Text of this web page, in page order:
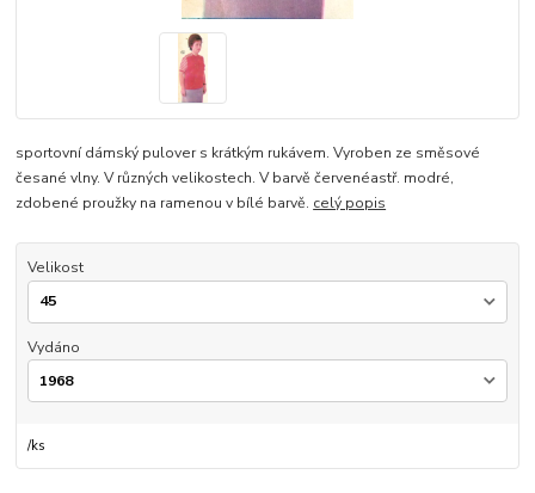
sportovní dámský pulover s krátkým rukávem. Vyroben ze směsové
česané vlny. V různých velikostech. V barvě červenéastř. modré,
zdobené proužky na ramenou v bílé barvě. celý popis
Velikost
Vydáno
/ks